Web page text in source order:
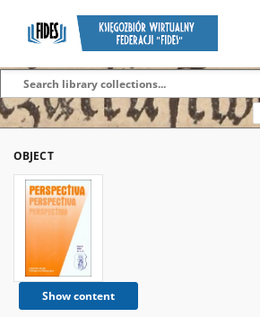
OBJECT
Show content